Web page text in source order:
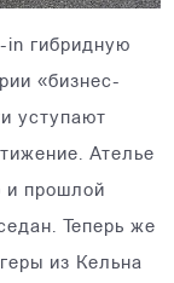
гибридную
«бизнес-
уступают
Ателье
и прошлой
Теперь же
из Кельна